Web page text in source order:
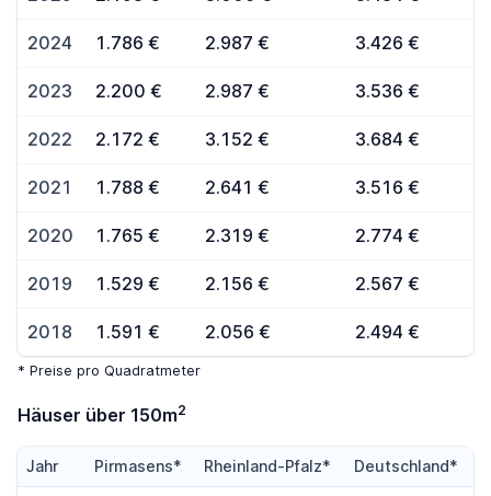
2024 1.786 € 2.987 € 3.426 €
2023 2.200 € 2.987 € 3.536 €
2022 2.172 € 3.152 € 3.684 €
2021 1.788 € 2.641 € 3.516 €
2020 1.765 € 2.319 € 2.774 €
2019 1.529 € 2.156 € 2.567 €
2018 1.591 € 2.056 € 2.494 €
* Preise pro Quadratmeter
Häuser über 150m2
Jahr Pirmasens* Rheinland-Pfalz* Deutschland*